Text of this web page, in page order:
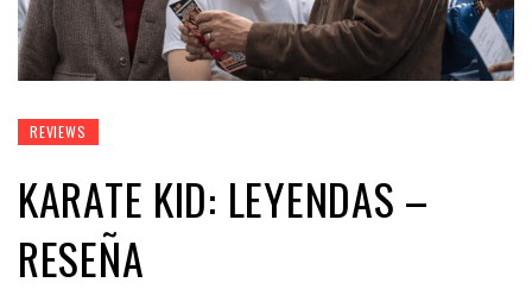
REVIEWS
KARATE KID: LEYENDAS –
RESEÑA